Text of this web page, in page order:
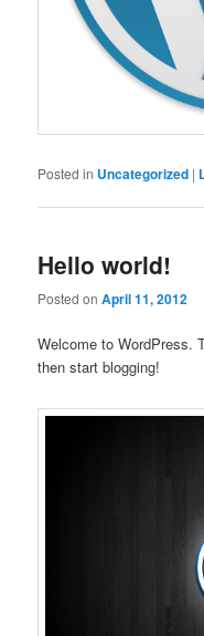
Posted in Uncategorized |
Hello world!
Posted onApril 11, 2012
Welcome to WordPress.
then start blogging!